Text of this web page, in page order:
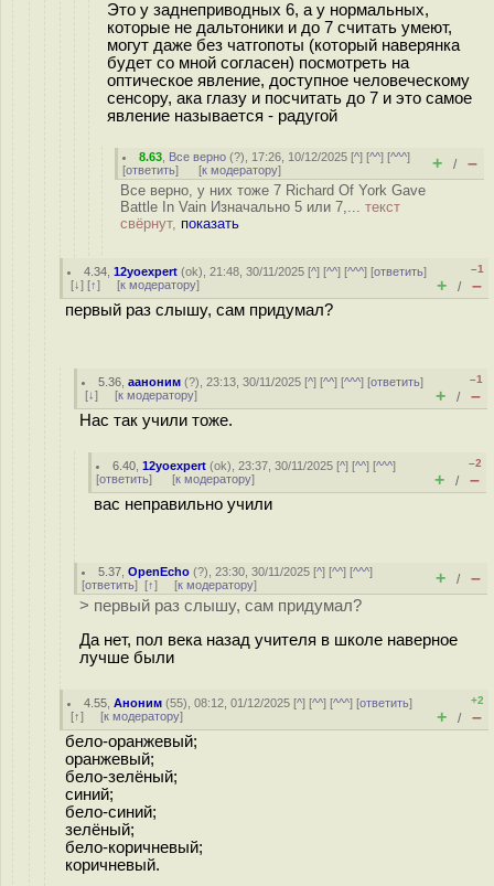
Это у заднеприводных 6, а у нормальных,
которые не дальтоники и до 7 считать умеют,
могут даже без чатгопоты (который наверянка
будет со мной согласен) посмотреть на
оптическое явление, доступное человеческому
сенсору, ака глазу и посчитать до 7 и это самое
явление называется - радугой
8.63 Все верно (?), 17:26, 10/12/2025 [^] [^^] [^^^]
[ответить] [к модератору] + / –
Все верно, у них тоже 7 Richard Of York Gave
Battle In Vain Изначально 5 или 7,... текст
свёрнут, показать
4.34 ,12yoexpert (ok), 21:48, 30/11/2025 [^] [^^] [^^^] [ответить]
[↓] [↑] [к модератору]
–1
+ / –
первый раз слышу, сам придумал?
5.36 ,ааноним (?), 23:13, 30/11/2025 [^] [^^] [^^^] [ответить]
[↓] [к модератору]
–1
+ / –
Нас так учили тоже.
6.40 ,12yoexpert (ok), 23:37, 30/11/2025 [^] [^^] [^^^]
[ответить] [к модератору]
–2
+ / –
вас неправильно учили
5.37 ,OpenEcho (?), 23:30, 30/11/2025 [^] [^^] [^^^]
[ответить] [↑] [к модератору] + / –
> первый раз слышу, сам придумал?
Да нет, пол века назад учителя в школе наверное
лучше были
4.55 ,Аноним (55), 08:12, 01/12/2025 [^] [^^] [^^^] [ответить]
[↑] [к модератору]
+2
+ / –
бело-оранжевый;
оранжевый;
бело-зелёный;
синий;
бело-синий;
зелёный;
бело-коричневый;
коричневый.